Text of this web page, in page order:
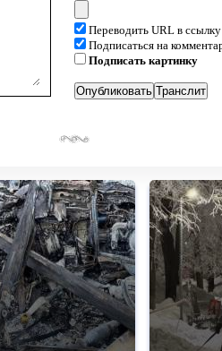
Переводить URL в ссылку
Подписаться на
Подписать картинку